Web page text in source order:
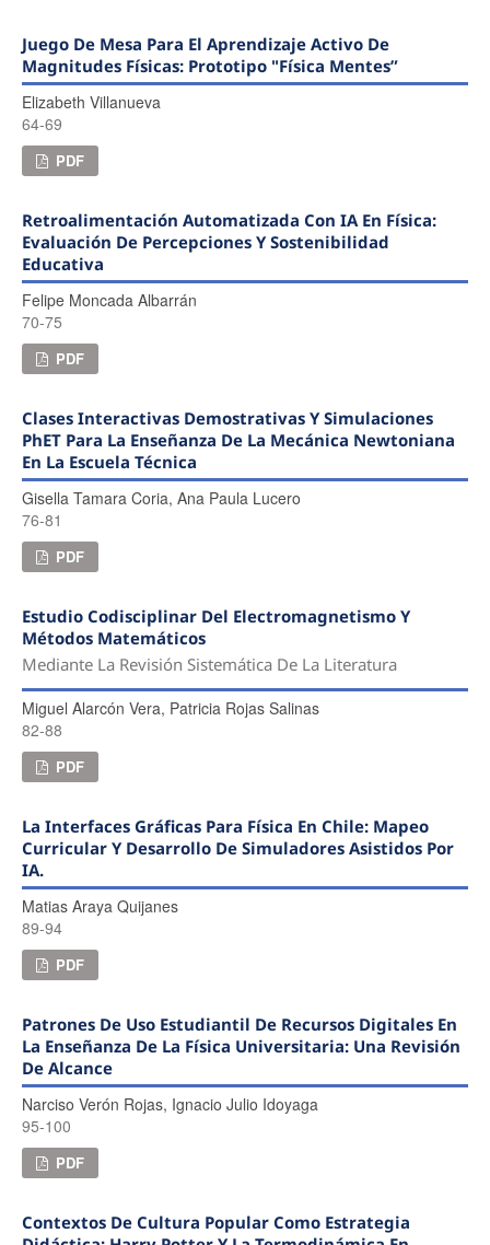
Juego De Mesa Para El Aprendizaje Activo De
Magnitudes Físicas: Prototipo "Física Mentes”
Elizabeth Villanueva
64-69
PDF
Retroalimentación Automatizada Con IA En Física:
Evaluación De Percepciones Y Sostenibilidad
Educativa
Felipe Moncada Albarrán
70-75
PDF
Clases Interactivas Demostrativas Y Simulaciones
PhET Para La Enseñanza De La Mecánica Newtoniana
En La Escuela Técnica
Gisella Tamara Coria, Ana Paula Lucero
76-81
PDF
Estudio Codisciplinar Del Electromagnetismo Y
Métodos Matemáticos
Mediante La Revisión Sistemática De La Literatura
Miguel Alarcón Vera, Patricia Rojas Salinas
82-88
PDF
La Interfaces Gráficas Para Física En Chile: Mapeo
Curricular Y Desarrollo De Simuladores Asistidos Por
IA.
Matias Araya Quijanes
89-94
PDF
Patrones De Uso Estudiantil De Recursos Digitales En
La Enseñanza De La Física Universitaria: Una Revisión
De Alcance
Narciso Verón Rojas, Ignacio Julio Idoyaga
95-100
PDF
Contextos De Cultura Popular Como Estrategia